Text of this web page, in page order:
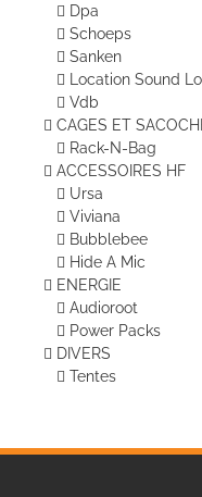
Dpa
Schoeps
Sanken
Location Sound
Vdb
CAGES ET
Rack-N-Bag
ACCESSOIRES HF
Ursa
Viviana
Bubblebee
Hide A Mic
ENERGIE
Audioroot
Power Packs
DIVERS
Tentes